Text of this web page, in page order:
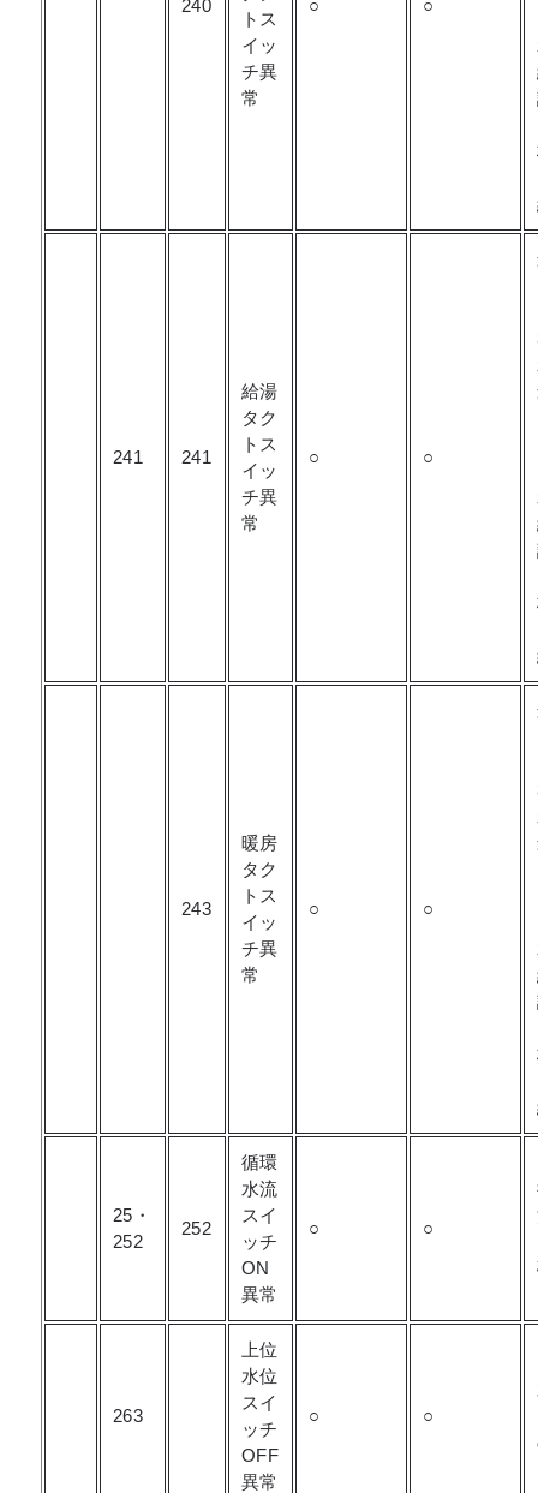
240
トス
イッ
チ異
常
○ ○
241 241
給湯
タク
トス
イッ
チ異
常
○ ○
243
暖房
タク
トス
イッ
チ異
常
○ ○
25・
252
252
循環
水流
スイ
ッチ
ON
異常
○ ○
263
上位
水位
スイ
ッチ
OFF
異常
○ ○